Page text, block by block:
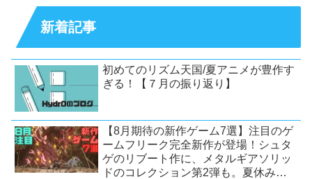
新着記事
初めてのリズム天国/夏アニメが豊作す
ぎる！【７月の振り返り】
【8月期待の新作ゲーム7選】注目のゲ
ームフリーク完全新作が登場！シュタ
ゲのリブート作に、メタルギアソリッ
ドのコレクション第2弾も。夏休みを